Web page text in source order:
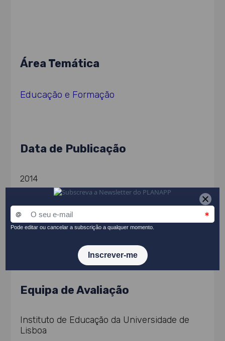
Área Temática
Educação e Formação
Data de Publicação
2014
Entidade Promotora
Equipa de Avaliação
Instituto de Educação da Universidade de
Lisboa